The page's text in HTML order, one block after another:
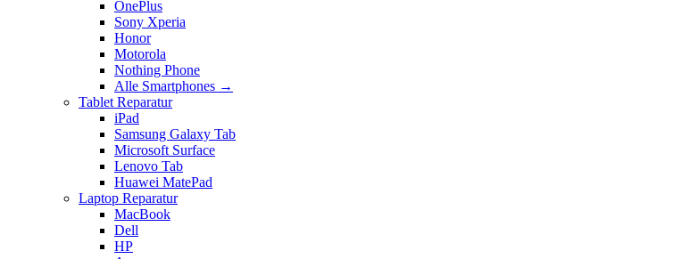
OnePlus
Sony Xperia
Honor
Motorola
Nothing Phone
Alle Smartphones →
Tablet Reparatur
iPad
Samsung Galaxy Tab
Microsoft Surface
Lenovo Tab
Huawei MatePad
Laptop Reparatur
MacBook
Dell
HP